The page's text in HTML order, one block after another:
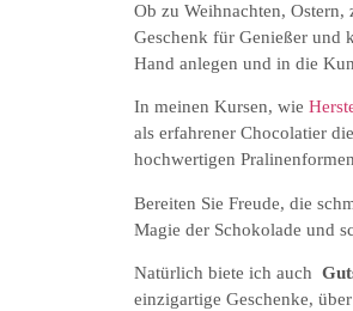
Ob zu Weihnachten,
Geschenk für Genießer und
Hand anlegen und in die
In meinen Kursen, wie
als erfahrener Chocolatier
hochwertigen
Bereiten Sie Freude, die
Magie der Schokolade und
Natürlich biete ich auch
einzigartige Geschenke,